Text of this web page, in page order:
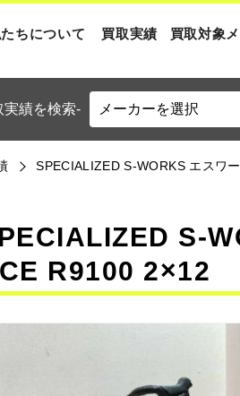
ちについて 買取実績 買取対象
実績を検索-
SPECIALIZED S-WORKS エスワ
S-
R9100 2×12